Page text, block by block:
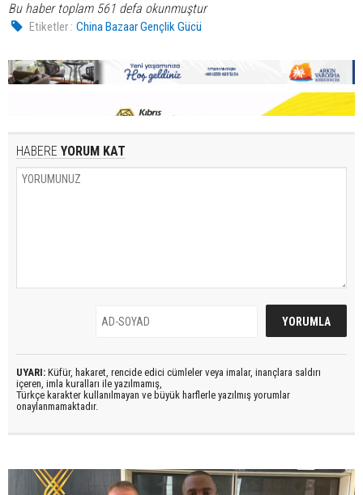
Bu haber toplam 561 defa okunmuştur
Etiketler : China Bazaar Gençlik Gücü
HABERE YORUM KAT
UYARI: Küfür, hakaret, rencide edici cümleler veya imalar, inançlara saldırı
içeren, imla kuralları ile yazılmamış,
Türkçe karakter kullanılmayan ve büyük harflerle yazılmış yorumlar
onaylanmamaktadır.